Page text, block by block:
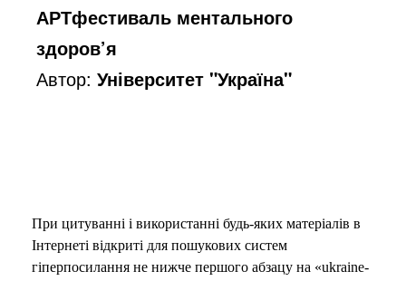
АРТфестиваль ментального
здоров’я
Автор:Університет "Україна"
При цитуванні і використанні будь-яких матеріалів в
Інтернеті відкриті для пошукових систем
гіперпосилання не нижче першого абзацу на «ukraine-